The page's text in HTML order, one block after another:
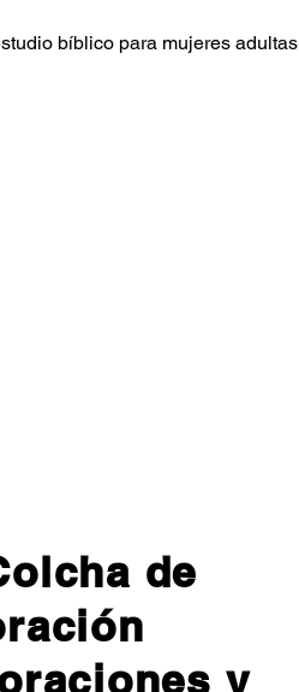
bíblico para mujeres adultas
de
y